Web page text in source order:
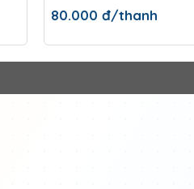
80.000 đ/thanh